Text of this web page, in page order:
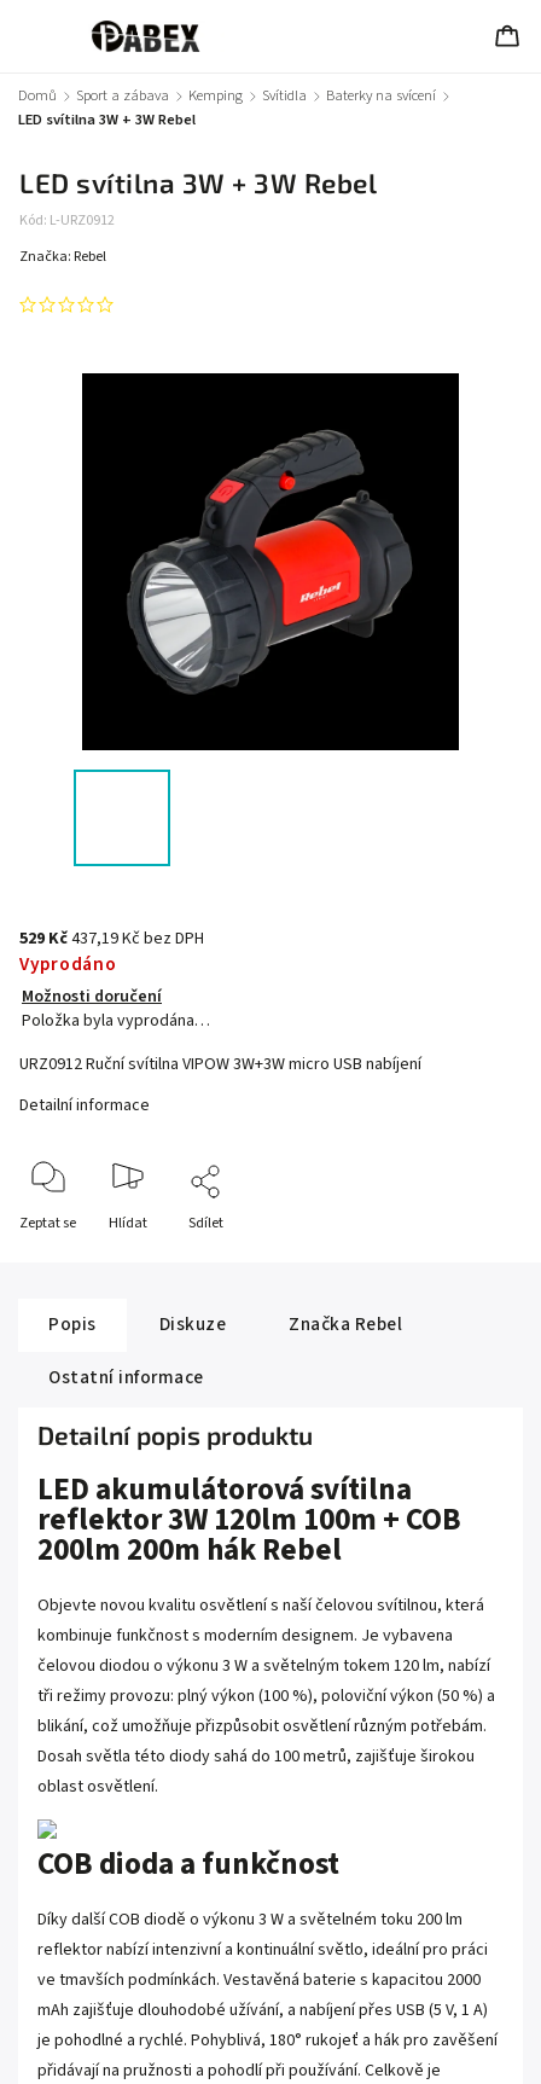
Domů / Sport a zábava / Kemping / Svítidla / Baterky na svícení /
LED svítilna 3W + 3W Rebel
LED svítilna 3W + 3W Rebel
Kód: L-URZ0912
Značka: Rebel
529 Kč437,19 Kč bez DPH
Vyprodáno
Možnosti doručení
Položka byla vyprodána…
URZ0912 Ruční svítilna VIPOW 3W+3W micro USB nabíjení
Detailní informace
Zeptat se Hlídat Sdílet
Popis Diskuze Značka Rebel
Ostatní informace
Detailní popis produktu
LED akumulátorová svítilna
reflektor 3W 120lm 100m + COB
200lm 200m hák Rebel
Objevte novou kvalitu osvětlení s naší čelovou svítilnou, která
kombinuje funkčnost s moderním designem. Je vybavena
čelovou diodou o výkonu 3 W a světelným tokem 120 lm, nabízí
tři režimy provozu: plný výkon (100 %), poloviční výkon (50 %) a
blikání, což umožňuje přizpůsobit osvětlení různým potřebám.
Dosah světla této diody sahá do 100 metrů, zajišťuje širokou
oblast osvětlení.
COB dioda a funkčnost
Díky další COB diodě o výkonu 3 W a světelném toku 200 lm
reflektor nabízí intenzivní a kontinuální světlo, ideální pro práci
ve tmavších podmínkách. Vestavěná baterie s kapacitou 2000
mAh zajišťuje dlouhodobé užívání, a nabíjení přes USB (5 V, 1 A)
je pohodlné a rychlé. Pohyblivá, 180° rukojeť a hák pro zavěšení
přidávají na pružnosti a pohodlí při používání. Celkově je